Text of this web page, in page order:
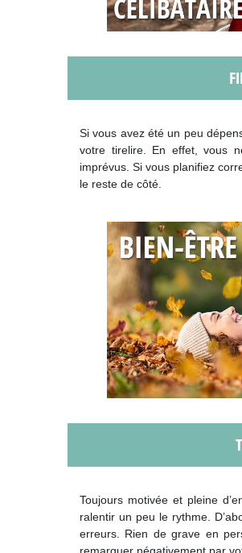
Si vous avez été un peu
votre tirelire. En effet, vous
imprévus. Si vous planifiez
le reste de côté.
Toujours motivée et pleine
ralentir un peu le rythme.
erreurs. Rien de grave en
remarquer négativement par